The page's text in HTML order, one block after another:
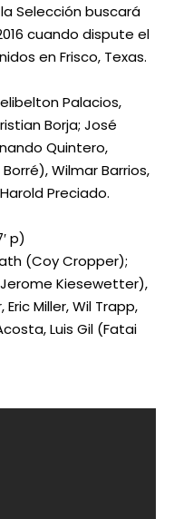
Selección buscará
cuando dispute el
en Frisco, Texas.
Palacios,
Borja; José
Quintero,
Wilmar Barrios,
Preciado.
p)
(Coy Cropper);
Kiesewetter),
Miller, Wil Trapp,
Luis Gil (Fatai